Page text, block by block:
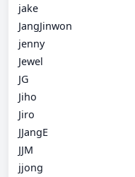
jake
JangJinwon
jenny
Jewel
JG
Jiho
Jiro
JJangE
JJM
jjong